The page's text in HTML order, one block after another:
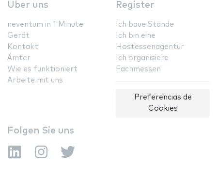
Über uns
neventum in 1 Minute
Gerät
Kontakt
Ämter
Wie es funktioniert
Arbeite mit uns
Register
Ich baue Stände
Ich bin eine
Hostessenagentur
Ich organisiere
Fachmessen
Preferencias de
Cookies
Folgen Sie uns